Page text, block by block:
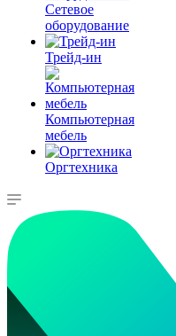
Сетевое
оборудование
Трейд-ин
Компьютерная
мебель
Оргтехника